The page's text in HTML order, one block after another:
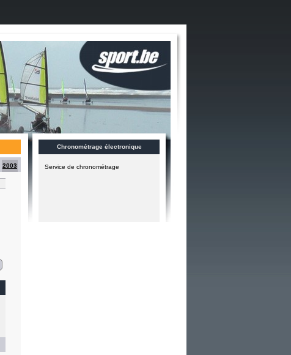
2003
Chronométrage électronique
Service de chronométrage